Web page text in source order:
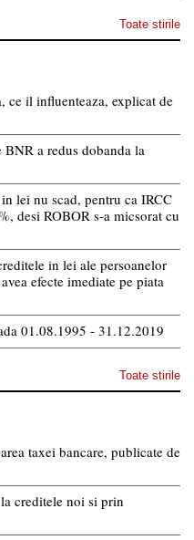
Toate stirile
ce il influenteaza, explicat de
a redus dobanda la
lei nu scad, pentru ca IRCC
desi ROBOR s-a micsorat cu
in lei ale persoanelor
efecte imediate pe piata
01.08.1995 - 31.12.2019
Toate stirile
taxei bancare, publicate de
creditele noi si prin